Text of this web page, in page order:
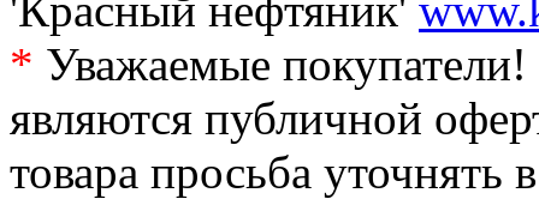
* Уважаемые
являются публичной
товара просьба уточнять